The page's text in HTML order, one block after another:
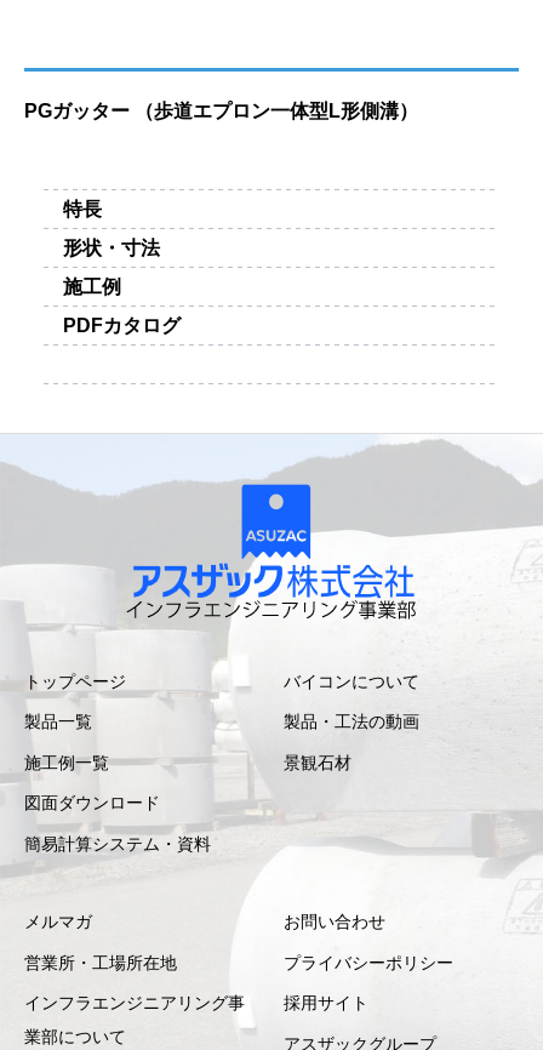
PGガッター （歩道エプロン一体型L形側溝）
特長
形状・寸法
施工例
PDFカタログ
トップページ
製品一覧
施工例一覧
図面ダウンロード
簡易計算システム・資料
バイコンについて
製品・工法の動画
景観石材
メルマガ
営業所・工場所在地
インフラエンジニアリング事
業部について
お問い合わせ
プライバシーポリシー
採用サイト
アスザックグループ